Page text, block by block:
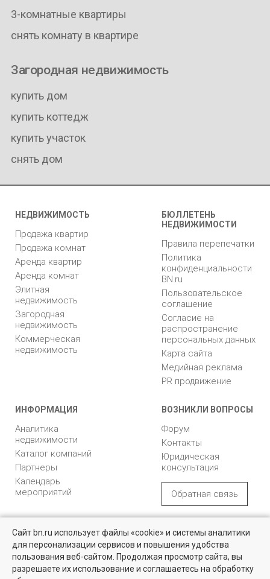
3-комнатные квартиры
снять комнату в квартире
Загородная недвижимость
купить дом
купить коттедж
купить участок
снять дом
НЕДВИЖИМОСТЬ
Продажа квартир
Продажа комнат
Аренда квартир
Аренда комнат
Элитная
недвижимость
Загородная
недвижимость
Коммерческая
недвижимость
БЮЛЛЕТЕНЬ
НЕДВИЖИМОСТИ
Правила перепечатки
Политика
конфиденциальности
BN.ru
Пользовательское
соглашение
Согласие на
распространение
персональных данных
Карта сайта
Медийная реклама
PR продвижение
ИНФОРМАЦИЯ
Аналитика
недвижимости
Каталог компаний
Партнеры
Календарь
мероприятий
ВОЗНИКЛИ ВОПРОСЫ
Форум
Контакты
Юридическая
консультация
Обратная связь
с ограниченной
ответственностью
"Управляющая
недвижимости"
«БН»
196105, Санкт-
Петербург, пр. Юрия
Гагарина, 1
Сайт bn.ru использует файлы «cookie» и системы аналитики
для персонализации сервисов и повышения удобства
пользования веб-сайтом. Продолжая просмотр сайта, вы
разрешаете их использование и соглашаетесь на обработку